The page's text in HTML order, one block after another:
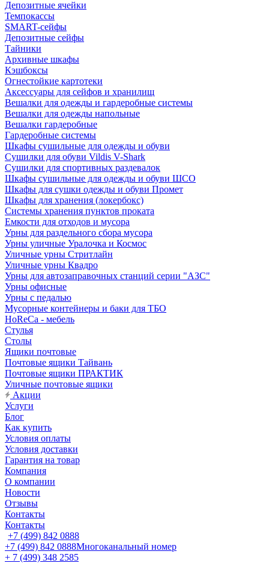
Депозитные ячейки
Темпокассы
SMART-сейфы
Депозитные сейфы
Тайники
Архивные шкафы
Кэшбоксы
Огнестойкие картотеки
Аксессуары для сейфов и хранилищ
Вешалки для одежды и гардеробные системы
Вешалки для одежды напольные
Вешалки гардеробные
Гардеробные системы
Шкафы сушильные для одежды и обуви
Сушилки для обуви Vildis V-Shark
Сушилки для спортивных раздевалок
Шкафы сушильные для одежды и обуви ШСО
Шкафы для сушки одежды и обуви Промет
Шкафы для хранения (локербокс)
Системы хранения пунктов проката
Емкости для отходов и мусора
Урны для раздельного сбора мусора
Урны уличные Уралочка и Космос
Уличные урны Стритлайн
Уличные урны Квадро
Урны для автозаправочных станций серии "АЗС"
Урны офисные
Урны с педалью
Мусорные контейнеры и баки для ТБО
HoReCa - мебель
Стулья
Столы
Ящики почтовые
Почтовые ящики Тайвань
Почтовые ящики ПРАКТИК
Уличные почтовые ящики
Акции
Услуги
Блог
Как купить
Условия оплаты
Условия доставки
Гарантия на товар
Компания
О компании
Новости
Отзывы
Контакты
Контакты
+7 (499) 842 0888
+7 (499) 842 0888Многоканальный номер
+ 7 (499) 348 2585